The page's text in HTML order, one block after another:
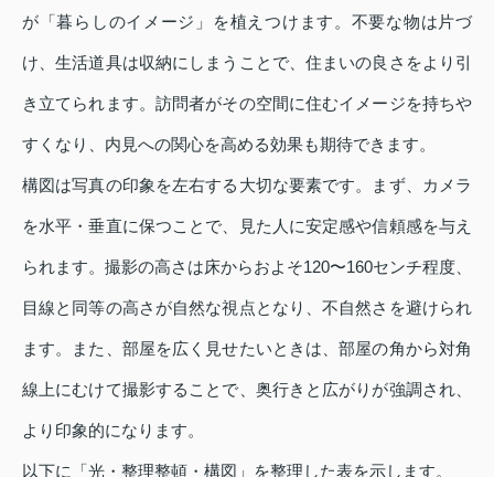
が「暮らしのイメージ」を植えつけます。不要な物は片づ
け、生活道具は収納にしまうことで、住まいの良さをより引
き立てられます。訪問者がその空間に住むイメージを持ちや
すくなり、内見への関心を高める効果も期待できます。
構図は写真の印象を左右する大切な要素です。まず、カメラ
を水平・垂直に保つことで、見た人に安定感や信頼感を与え
られます。撮影の高さは床からおよそ120〜160センチ程度、
目線と同等の高さが自然な視点となり、不自然さを避けられ
ます。また、部屋を広く見せたいときは、部屋の角から対角
線上にむけて撮影することで、奥行きと広がりが強調され、
より印象的になります。
以下に「光・整理整頓・構図」を整理した表を示します。